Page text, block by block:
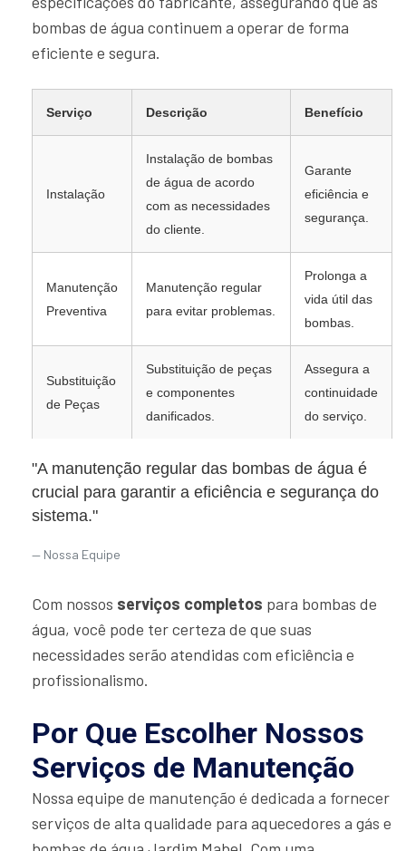
bombas de água continuem a operar de forma
eficiente e segura.
Serviço Descrição Benefício
Instalação
Instalação de bombas
de água de acordo
com as necessidades
do cliente.
Garante
eficiência e
segurança.
Manutenção
Preventiva
Manutenção regular
para evitar problemas.
Prolonga a
vida útil das
bombas.
Substituição
de Peças
Substituição de peças
e componentes
danificados.
Assegura a
continuidade
do serviço.
"A manutenção regular das bombas de água é
crucial para garantir a eficiência e segurança do
sistema."
Nossa Equipe
Com nossos serviços completos para bombas de
água, você pode ter certeza de que suas
necessidades serão atendidas com eficiência e
profissionalismo.
Por Que Escolher Nossos
Serviços de Manutenção
Nossa equipe de manutenção é dedicada a fornecer
serviços de alta qualidade para aquecedores a gás e